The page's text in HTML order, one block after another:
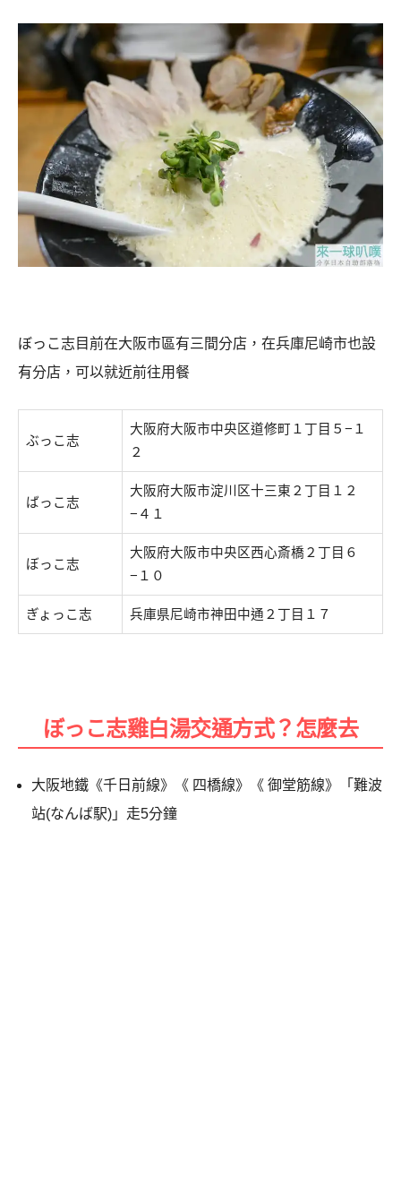
ぼっこ志目前在大阪市區有三間分店，在兵庫尼崎市也設
有分店，可以就近前往用餐
ぶっこ志
大阪府大阪市中央区道修町１丁目５−１
２
ばっこ志
大阪府大阪市淀川区十三東２丁目１２
−４１
ぼっこ志
大阪府大阪市中央区西心斎橋２丁目６
−１０
ぎょっこ志 兵庫県尼崎市神田中通２丁目１７
ぼっこ志雞白湯交通方式？怎麼去
大阪地鐵《千日前線》《 四橋線》《 御堂筋線》「難波
站(なんば駅)」走5分鐘